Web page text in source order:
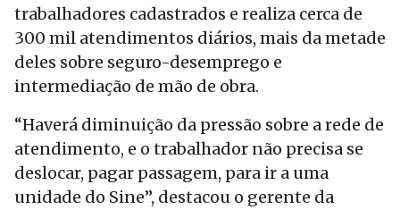
trabalhadores cadastrados e realiza cerca de
300 mil atendimentos diários, mais da metade
deles sobre seguro-desemprego e
intermediação de mão de obra.
“Haverá diminuição da pressão sobre a rede de
atendimento, e o trabalhador não precisa se
deslocar, pagar passagem, para ir a uma
unidade do Sine”, destacou o gerente da